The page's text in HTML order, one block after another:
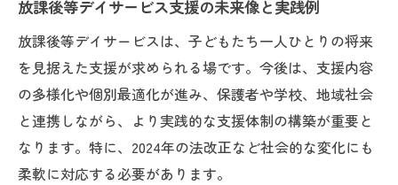
未来を考える個別支援計画の作り方と工夫
放課後等デイサービス支援計画における未
来志向の要点
子ども主体の支援計画で未来を拓く実践例
個別支援計画を未来に活かす評価と振り返
り方法
放課後等デイサービス支援の未来像と実践例
放課後等デイサービスは、子どもたち一人ひとりの将来
を見据えた支援が求められる場です。今後は、支援内容
の多様化や個別最適化が進み、保護者や学校、地域社会
と連携しながら、より実践的な支援体制の構築が重要と
なります。特に、2024年の法改正など社会的な変化にも
柔軟に対応する必要があります。